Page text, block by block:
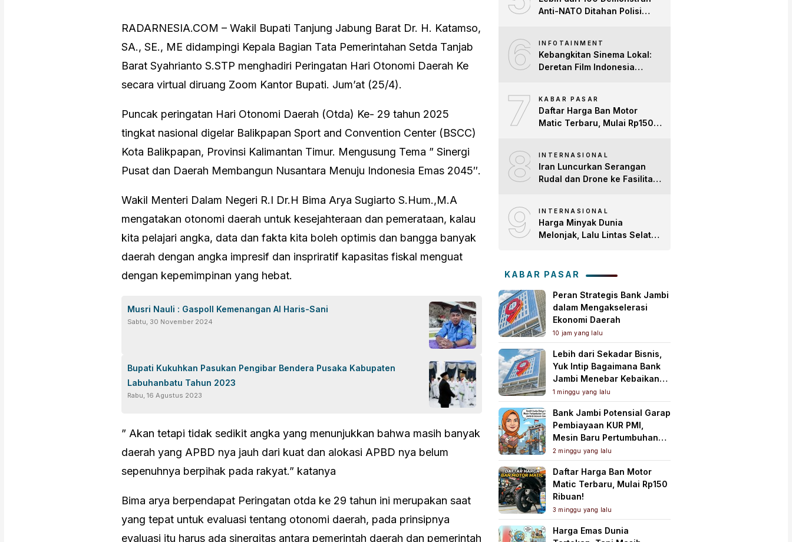
RADARNESIA.COM – Wakil Bupati Tanjung Jabung Barat Dr. H. Katamso,
SA., SE., ME didampingi Kepala Bagian Tata Pemerintahan Setda Tanjab
Barat Syahrianto S.STP menghadiri Peringatan Hari Otonomi Daerah Ke
secara virtual diruang Zoom Kantor Bupati. Jum’at (25/4).
Puncak peringatan Hari Otonomi Daerah (Otda) Ke- 29 tahun 2025
tingkat nasional digelar Balikpapan Sport and Convention Center (BSCC)
Kota Balikpapan, Provinsi Kalimantan Timur. Mengusung Tema ” Sinergi
Pusat dan Daerah Membangun Nusantara Menuju Indonesia Emas 2045″.
Wakil Menteri Dalam Negeri R.I Dr.H Bima Arya Sugiarto S.Hum.,M.A
mengatakan otonomi daerah untuk kesejahteraan dan pemerataan, kalau
kita pelajari angka, data dan fakta kita boleh optimis dan bangga banyak
daerah dengan angka impresif dan inspriratif kapasitas fiskal menguat
dengan kepemimpinan yang hebat.
Musri Nauli : Gaspoll Kemenangan Al Haris-Sani
Sabtu, 30 November 2024
Bupati Kukuhkan Pasukan Pengibar Bendera Pusaka Kabupaten
Labuhanbatu Tahun 2023
Rabu, 16 Agustus 2023
” Akan tetapi tidak sedikit angka yang menunjukkan bahwa masih banyak
daerah yang APBD nya jauh dari kuat dan alokasi APBD nya belum
sepenuhnya berpihak pada rakyat.” katanya
Bima arya berpendapat Peringatan otda ke 29 tahun ini merupakan saat
yang tepat untuk evaluasi tentang otonomi daerah, pada prinsipnya
evaluasi itu harus ada sinergitas antara pemerintah daerah dan pemerintah
Anti-NATO Ditahan Polisi
6 INFOTAINMENT
Kebangkitan Sinema Lokal:
Deretan Film Indonesia
Global
7 KABAR PASAR
Daftar Harga Ban Motor
Matic Terbaru, Mulai Rp150
8 INTERNASIONAL
Iran Luncurkan Serangan
Rudal dan Drone ke Fasilitas
9 INTERNASIONAL
Harga Minyak Dunia
Melonjak, Lalu Lintas Selat
KABAR PASAR
Peran Strategis Bank Jambi
dalam Mengakselerasi
Ekonomi Daerah
10 jam yang lalu
Lebih dari Sekadar Bisnis,
Yuk Intip Bagaimana Bank
Jambi Menebar Kebaikan
untuk Masyarakat!
1 minggu yang lalu
Bank Jambi Potensial Garap
Pembiayaan KUR PMI,
Mesin Baru Pertumbuhan
Ekonomi Daerah
2 minggu yang lalu
Daftar Harga Ban Motor
Matic Terbaru, Mulai Rp150
Ribuan!
3 minggu yang lalu
Harga Emas Dunia